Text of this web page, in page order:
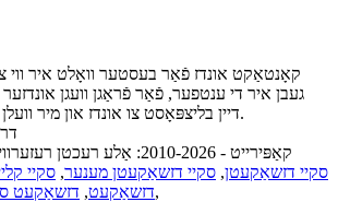
קאָנטאַקט אונדז פֿאַר בעסטער וואָלט איר ווי
געבן איר די ענטפער, פֿאַר פֿראַגן וועגן
דיין בליצפּאָסט צו אונדז און מיר וועלן ענטפֿערן אין 24 שעה.
© קאַפּירייט - 2010-2026: אַלע רעכטן רעזערווירט.
סקיי דזשאַקעטן, סקיי דזשאַקעטן מענער, סקיי
דזשאַקעט, דזשאַקעט ,